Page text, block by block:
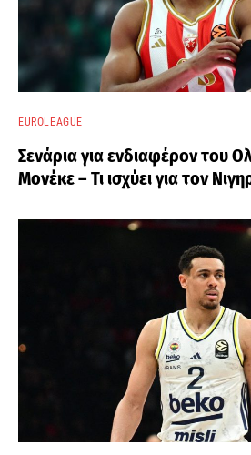
EUROLEAGUE
Σενάρια για ενδιαφέρον του
Μονέκε – Τι ισχύει για τον